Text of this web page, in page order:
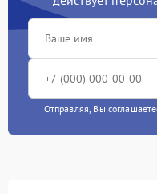
Отправляя, Вы